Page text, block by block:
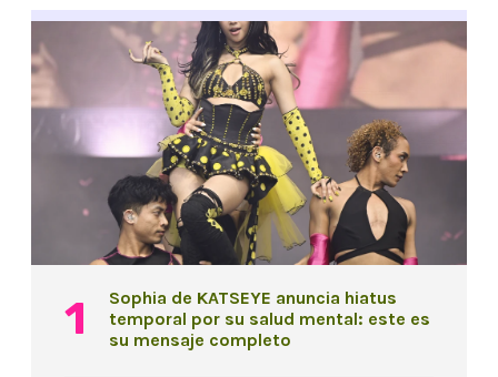
Sophia de KATSEYE anuncia hiatus
temporal por su salud mental: este es
su mensaje completo